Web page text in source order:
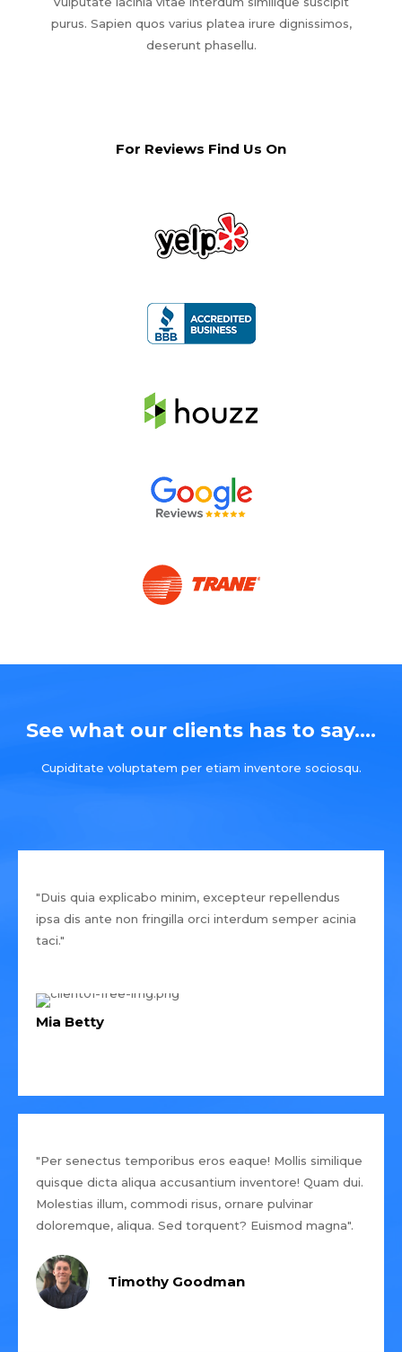
purus. Sapien quos varius platea irure dignissimos,
deserunt phasellu.
For Reviews Find Us On
See what our clients has to say....
Cupiditate voluptatem per etiam inventore sociosqu.
"Duis quia explicabo minim, excepteur repellendus
ipsa dis ante non fringilla orci interdum semper acinia
taci."
Mia Betty
"Per senectus temporibus eros eaque! Mollis similique
quisque dicta aliqua accusantium inventore! Quam dui.
Molestias illum, commodi risus, ornare pulvinar
doloremque, aliqua. Sed torquent? Euismod magna".
Timothy Goodman